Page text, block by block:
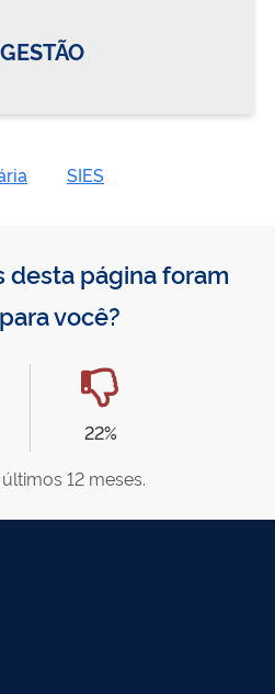
SIES
desta página foram
você?
22%
12 meses.